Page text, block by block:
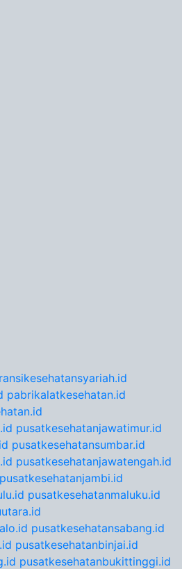
pabrikalatkesehatan.id
pusatkesehatanjawatimur.id
pusatkesehatansumbar.id
pusatkesehatanjawatengah.id
pusatkesehatanjambi.id
pusatkesehatanmaluku.id
pusatkesehatansabang.id
pusatkesehatanbinjai.id
pusatkesehatanbukittinggi.id